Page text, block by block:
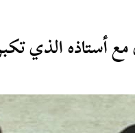
أستاذه الذي